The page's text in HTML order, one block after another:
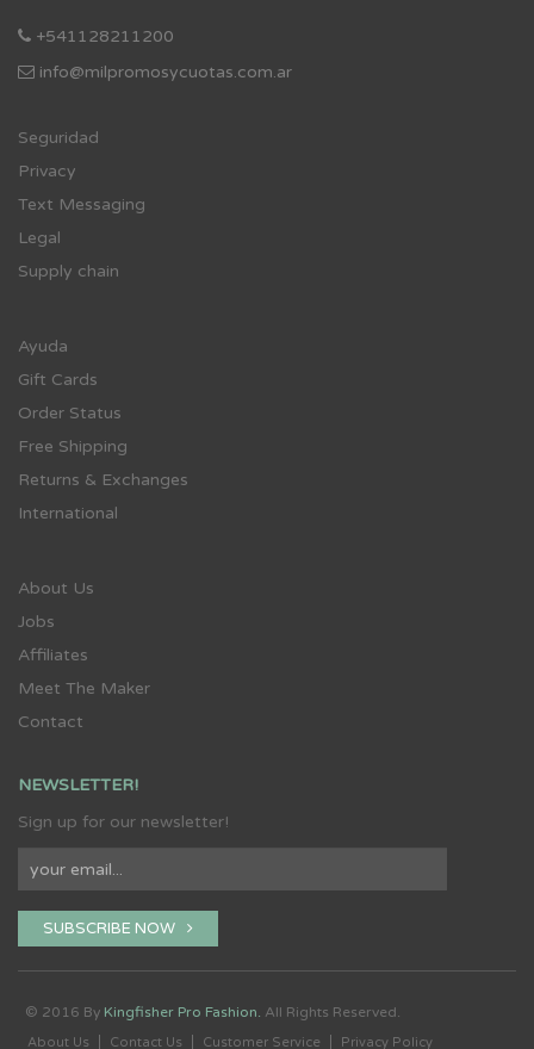
+541128211200
info@milpromosycuotas.com.ar
Seguridad
Privacy
Text Messaging
Legal
Supply chain
Ayuda
Gift Cards
Order Status
Free Shipping
Returns & Exchanges
International
About Us
Jobs
Affiliates
Meet The Maker
Contact
NEWSLETTER!
Sign up for our newsletter!
SUBSCRIBE NOW
© 2016 By Kingfisher Pro Fashion. All Rights Reserved.
About Us Contact Us Customer Service Privacy Policy